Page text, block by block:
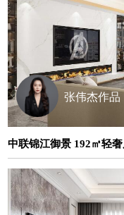
张伟杰作品
中联锦江御景 192㎡轻